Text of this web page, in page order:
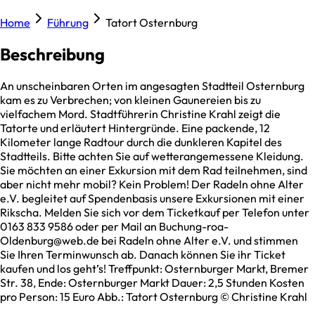
Home Führung Tatort Osternburg
Beschreibung
An unscheinbaren Orten im angesagten Stadtteil Osternburg
kam es zu Verbrechen; von kleinen Gaunereien bis zu
vielfachem Mord. Stadtführerin Christine Krahl zeigt die
Tatorte und erläutert Hintergründe. Eine packende, 12
Kilometer lange Radtour durch die dunkleren Kapitel des
Stadtteils. Bitte achten Sie auf wetterangemessene Kleidung.
Sie möchten an einer Exkursion mit dem Rad teilnehmen, sind
aber nicht mehr mobil? Kein Problem! Der Radeln ohne Alter
e.V. begleitet auf Spendenbasis unsere Exkursionen mit einer
Rikscha. Melden Sie sich vor dem Ticketkauf per Telefon unter
0163 833 9586 oder per Mail an Buchung-roa-
Oldenburg@web.de bei Radeln ohne Alter e.V. und stimmen
Sie Ihren Terminwunsch ab. Danach können Sie ihr Ticket
kaufen und los geht’s! Treffpunkt: Osternburger Markt, Bremer
Str. 38, Ende: Osternburger Markt Dauer: 2,5 Stunden Kosten
pro Person: 15 Euro Abb.: Tatort Osternburg © Christine Krahl